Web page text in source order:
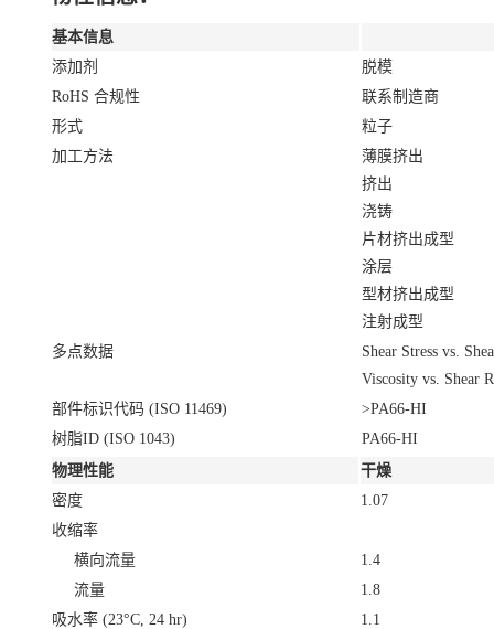
基本信息
添加剂
脱模
RoHS 合规性
联系制造商
形式
粒子
加工方法
薄膜挤出
挤出
浇铸
片材挤出成型
涂层
型材挤出成型
注射成型
多点数据
Shear Stress vs.
Viscosity vs. Shear
部件标识代码 (ISO 11469)
>PA66-HI
树脂ID (ISO 1043)
PA66-HI
物理性能
干燥
密度
1.07
收缩率
横向流量
1.4
流量
1.8
吸水率 (23°C, 24 hr)
1.1